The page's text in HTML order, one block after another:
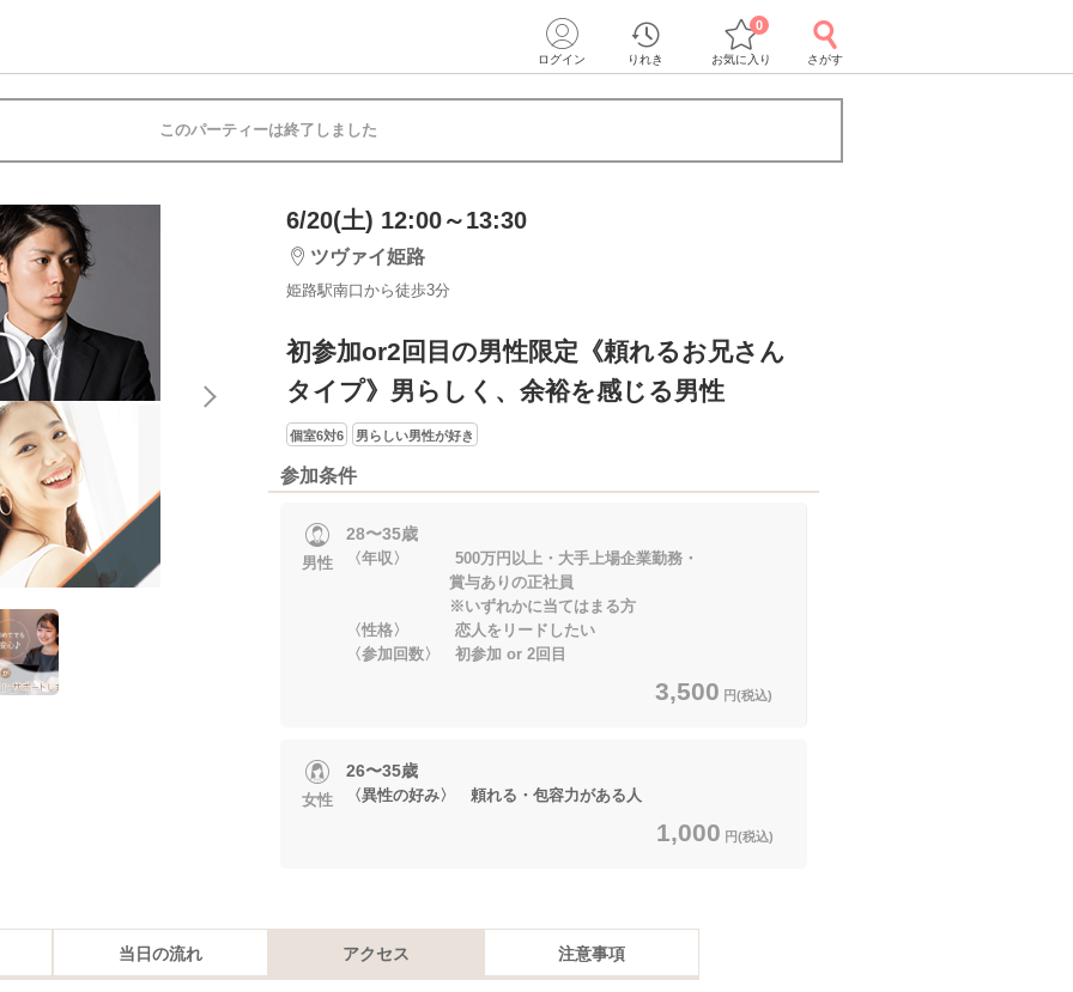
ログイン りれき お気に入り
0
さがす
このパーティーは終了しました
6/20(土) 12:00～13:30
ツヴァイ姫路
姫路駅南口から徒歩3分
初参加or2回目の男性限定《頼れるお兄さん
タイプ》男らしく、余裕を感じる男性
個室6対6 男らしい男性が好き
参加条件
男性
28〜35歳
〈年収〉 500万円以上・大手上場企業勤務・
賞与ありの正社員
※いずれかに当てはまる方
〈性格〉 恋人をリードしたい
〈参加回数〉 初参加 or 2回目
3,500 円(税込)
女性
26〜35歳
〈異性の好み〉 頼れる・包容力がある人
1,000 円(税込)
当日の流れ アクセス 注意事項